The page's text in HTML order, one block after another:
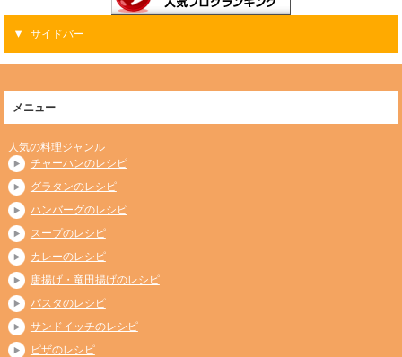
サイドバー
メニュー
人気の料理ジャンル
チャーハンのレシピ
グラタンのレシピ
ハンバーグのレシピ
スープのレシピ
カレーのレシピ
唐揚げ・竜田揚げのレシピ
パスタのレシピ
サンドイッチのレシピ
ピザのレシピ